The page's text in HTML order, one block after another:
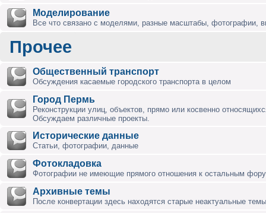
Моделирование
Все что связано с моделями, разные масштабы, фотографии,
Прочее
Общественный транспорт
Обсуждения касаемые городского транспорта в целом
Город Пермь
Реконструкции улиц, объектов, прямо или косвенно
Обсуждаем различные проекты.
Исторические данные
Статьи, фотографии, данные
Фотокладовка
Фотографии не имеющие прямого отношения к остальным
Архивные темы
После конвертации здесь находятся старые неактуальные